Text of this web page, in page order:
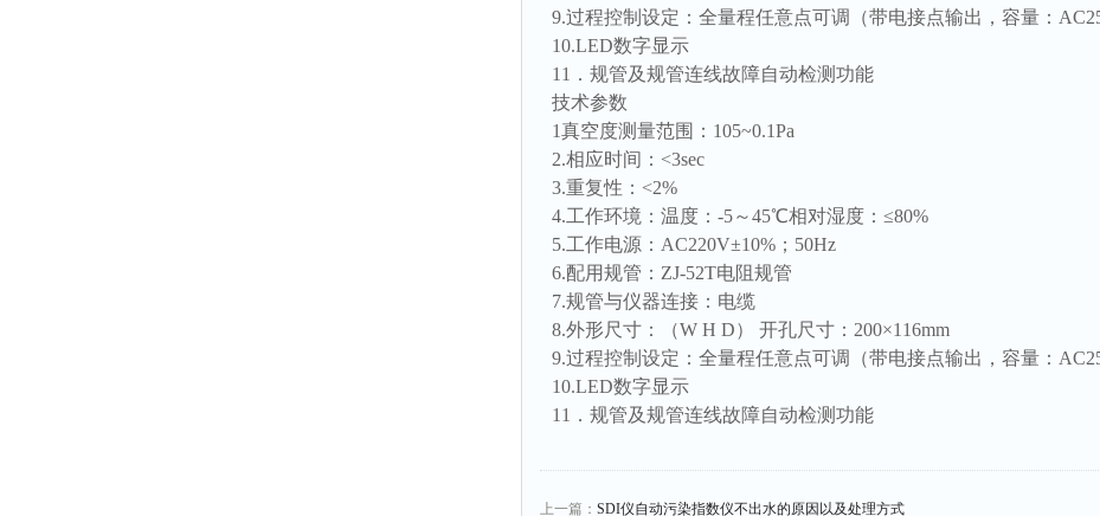
9.过程控制设定：全量程任意点可调（带电接点输出，容量：
10.LED数字显示
11．规管及规管连线故障自动检测功能
技术参数
1真空度测量范围：105~0.1Pa
2.相应时间：<3sec
3.重复性：<2%
4.工作环境：温度：-5～45℃相对湿度：≤80%
5.工作电源：AC220V±10%；50Hz
6.配用规管：ZJ-52T电阻规管
7.规管与仪器连接：电缆
8.外形尺寸：（W H D） 开孔尺寸：200×116mm
9.过程控制设定：全量程任意点可调（带电接点输出，容量：
10.LED数字显示
11．规管及规管连线故障自动检测功能
上一篇： SDI仪自动污染指数仪不出水的原因以及处理方式